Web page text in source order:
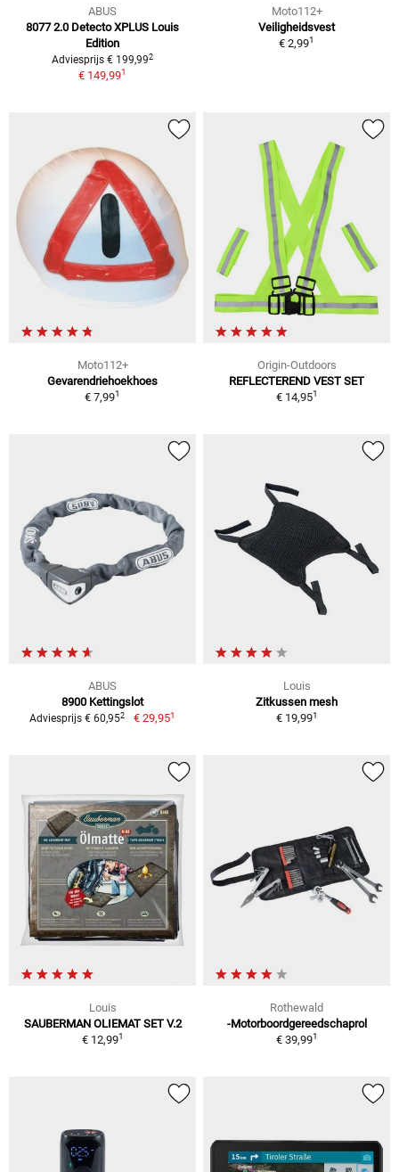
ABUS
8077 2.0 Detecto XPLUS Louis
Edition
Adviesprijs € 199,992
€ 149,991
Moto112+
Veiligheidsvest
€ 2,991
Moto112+
Gevarendriehoekhoes
€ 7,991
Origin-Outdoors
REFLECTEREND VEST SET
€ 14,951
ABUS
8900 Kettingslot
Adviesprijs € 60,952 € 29,951
Louis
Zitkussen mesh
€ 19,991
Louis
SAUBERMAN OLIEMAT SET V.2
€ 12,991
Rothewald
-Motorboordgereedschaprol
€ 39,991